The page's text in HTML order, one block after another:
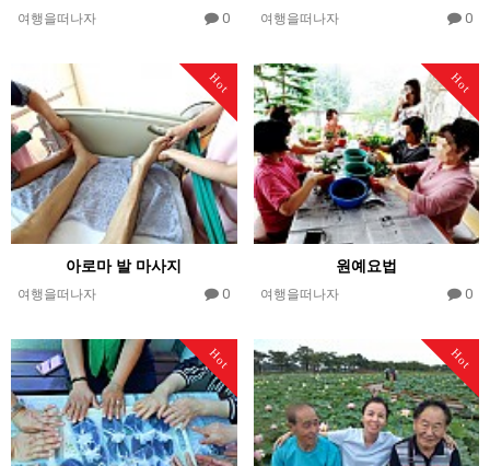
여행을떠나자 0 여행을떠나자 0
Hot
아로마 발 마사지
여행을떠나자 0
Hot
원예요법
여행을떠나자 0
Hot Hot